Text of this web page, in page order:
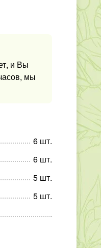
и Вы
мы
6 шт.
6 шт.
5 шт.
5 шт.